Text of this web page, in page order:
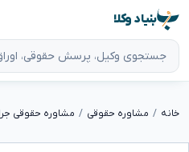
بنیاد وکلا
خانه مشاوره حقوقی مشاوره حقوقی